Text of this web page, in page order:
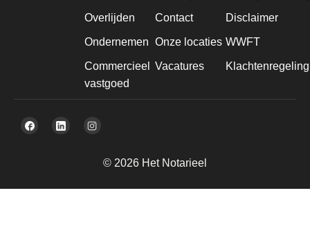
Overlijden
Ondernemen
Commercieel
vastgoed
Contact
Onze locaties
Vacatures
Disclaimer
WWFT
Klachtenregeling
© 2026 Het Notarieel